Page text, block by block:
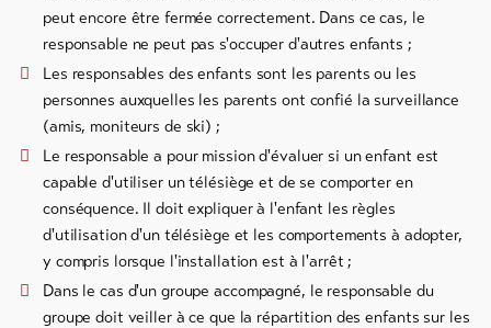
peut encore être fermée correctement. Dans ce cas, le
responsable ne peut pas s'occuper d'autres enfants ;
Les responsables des enfants sont les parents ou les
personnes auxquelles les parents ont confié la surveillance
(amis, moniteurs de ski) ;
Le responsable a pour mission d'évaluer si un enfant est
capable d'utiliser un télésiège et de se comporter en
conséquence. Il doit expliquer à l'enfant les règles
d'utilisation d'un télésiège et les comportements à adopter,
y compris lorsque l'installation est à l'arrêt ;
Dans le cas d'un groupe accompagné, le responsable du
groupe doit veiller à ce que la répartition des enfants sur les